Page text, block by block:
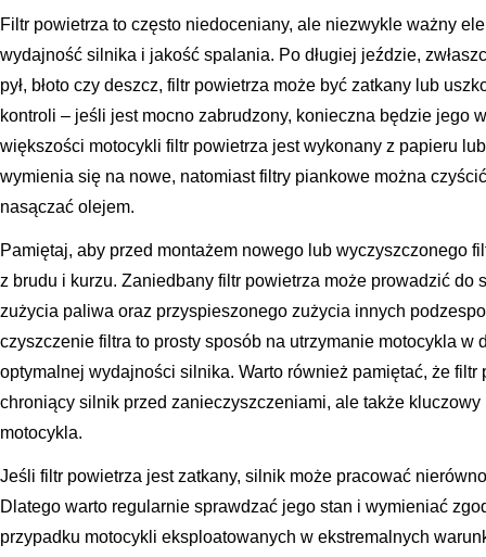
Filtr powietrza to często niedoceniany, ale niezwykle ważny
wydajność silnika i jakość spalania. Po długiej jeździe,
pył, błoto czy deszcz, filtr powietrza może być zatkany lub
kontroli – jeśli jest mocno zabrudzony, konieczna będzie jego
większości motocykli filtr powietrza jest wykonany z papieru
wymienia się na nowe, natomiast filtry piankowe można
nasączać olejem.
Pamiętaj, aby przed montażem nowego lub wyczyszczonego
z brudu i kurzu. Zaniedbany filtr powietrza może prowadzić do
zużycia paliwa oraz przyspieszonego zużycia innych
czyszczenie filtra to prosty sposób na utrzymanie motocykla w
optymalnej wydajności silnika. Warto również pamiętać, że filtr
chroniący silnik przed zanieczyszczeniami, ale także kluczowy
motocykla.
Jeśli filtr powietrza jest zatkany, silnik może pracować
Dlatego warto regularnie sprawdzać jego stan i wymieniać
przypadku motocykli eksploatowanych w ekstremalnych